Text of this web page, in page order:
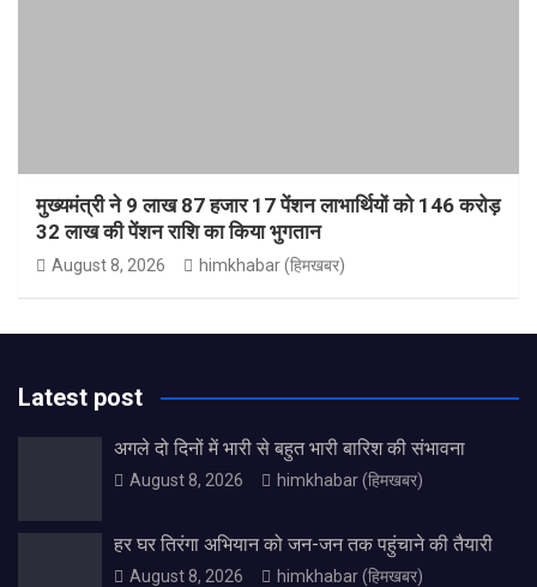
मुख्यमंत्री ने 9 लाख 87 हजार 17 पेंशन लाभार्थियों को 146 करोड़
32 लाख की पेंशन राशि का किया भुगतान
August 8, 2026 himkhabar (हिमखबर)
Latest post
अगले दो दिनों में भारी से बहुत भारी बारिश की संभावना
August 8, 2026 himkhabar (हिमखबर)
हर घर तिरंगा अभियान को जन-जन तक पहुंचाने की तैयारी
August 8, 2026 himkhabar (हिमखबर)